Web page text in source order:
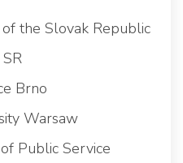
the Slovak Republic
Brno
Warsaw
Public Service